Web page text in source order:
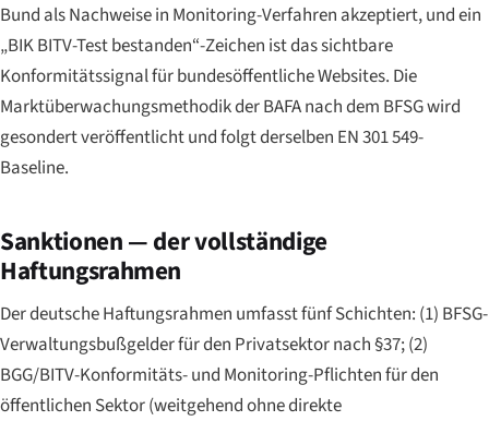
Bund als Nachweise in Monitoring-Verfahren akzeptiert, und ein
„BIK BITV-Test bestanden“-Zeichen ist das sichtbare
Konformitätssignal für bundesöffentliche Websites. Die
Marktüberwachungsmethodik der BAFA nach dem BFSG wird
gesondert veröffentlicht und folgt derselben EN 301 549-
Baseline.
Sanktionen — der vollständige
Haftungsrahmen
Der deutsche Haftungsrahmen umfasst fünf Schichten: (1) BFSG-
Verwaltungsbußgelder für den Privatsektor nach §37; (2)
BGG/BITV-Konformitäts- und Monitoring-Pflichten für den
öffentlichen Sektor (weitgehend ohne direkte